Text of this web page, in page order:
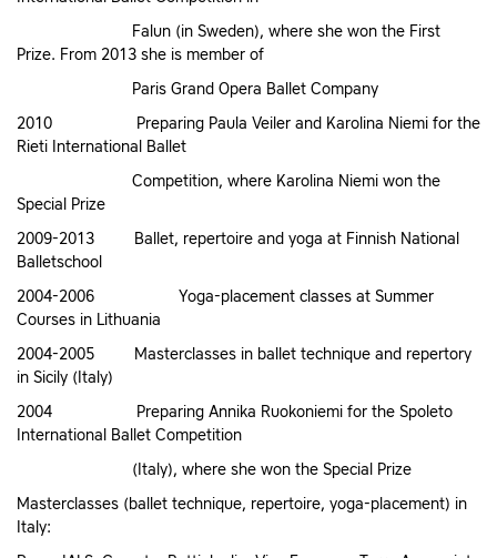
Falun (in Sweden), where she won the First
Prize. From 2013 she is member of
Paris Grand Opera Ballet Company
2010 Preparing Paula Veiler and Karolina Niemi for the
Rieti International Ballet
Competition, where Karolina Niemi won the
Special Prize
2009-2013 Ballet, repertoire and yoga at Finnish National
Balletschool
2004-2006 Yoga-placement classes at Summer
Courses in Lithuania
2004-2005 Masterclasses in ballet technique and repertory
in Sicily (Italy)
2004 Preparing Annika Ruokoniemi for the Spoleto
International Ballet Competition
(Italy), where she won the Special Prize
Masterclasses (ballet technique, repertoire, yoga-placement) in
Italy: